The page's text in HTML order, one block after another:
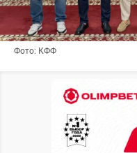
Фото: КФФ